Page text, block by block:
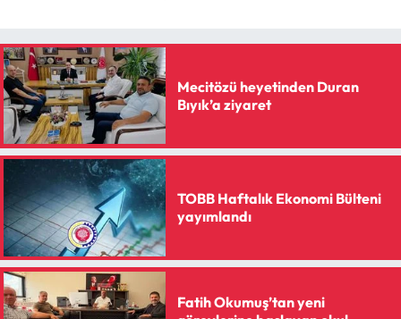
Mecitözü heyetinden Duran
Bıyık’a ziyaret
TOBB Haftalık Ekonomi Bülteni
yayımlandı
Fatih Okumuş’tan yeni